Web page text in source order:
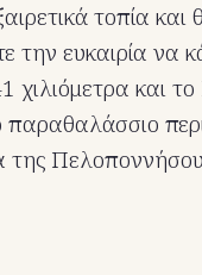
τοπία και
ευκαιρία να
χιλιόμετρα και
της